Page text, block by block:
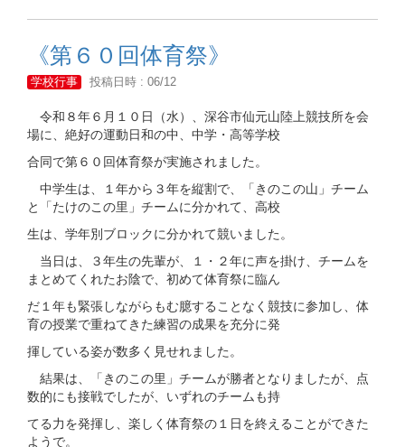
《第６０回体育祭》
学校行事 投稿日時 : 06/12
令和８年６月１０日（水）、深谷市仙元山陸上競技所を会
場に、絶好の運動日和の中、中学・高等学校
合同で第６０回体育祭が実施されました。
中学生は、１年から３年を縦割で、「きのこの山」チーム
と「たけのこの里」チームに分かれて、高校
生は、学年別ブロックに分かれて競いました。
当日は、３年生の先輩が、１・２年に声を掛け、チームを
まとめてくれたお陰で、初めて体育祭に臨ん
だ１年も緊張しながらもむ臆することなく競技に参加し、体
育の授業で重ねてきた練習の成果を充分に発
揮している姿が数多く見せれました。
結果は、「きのこの里」チームが勝者となりましたが、点
数的にも接戦でしたが、いずれのチームも持
てる力を発揮し、楽しく体育祭の１日を終えることができた
ようで。